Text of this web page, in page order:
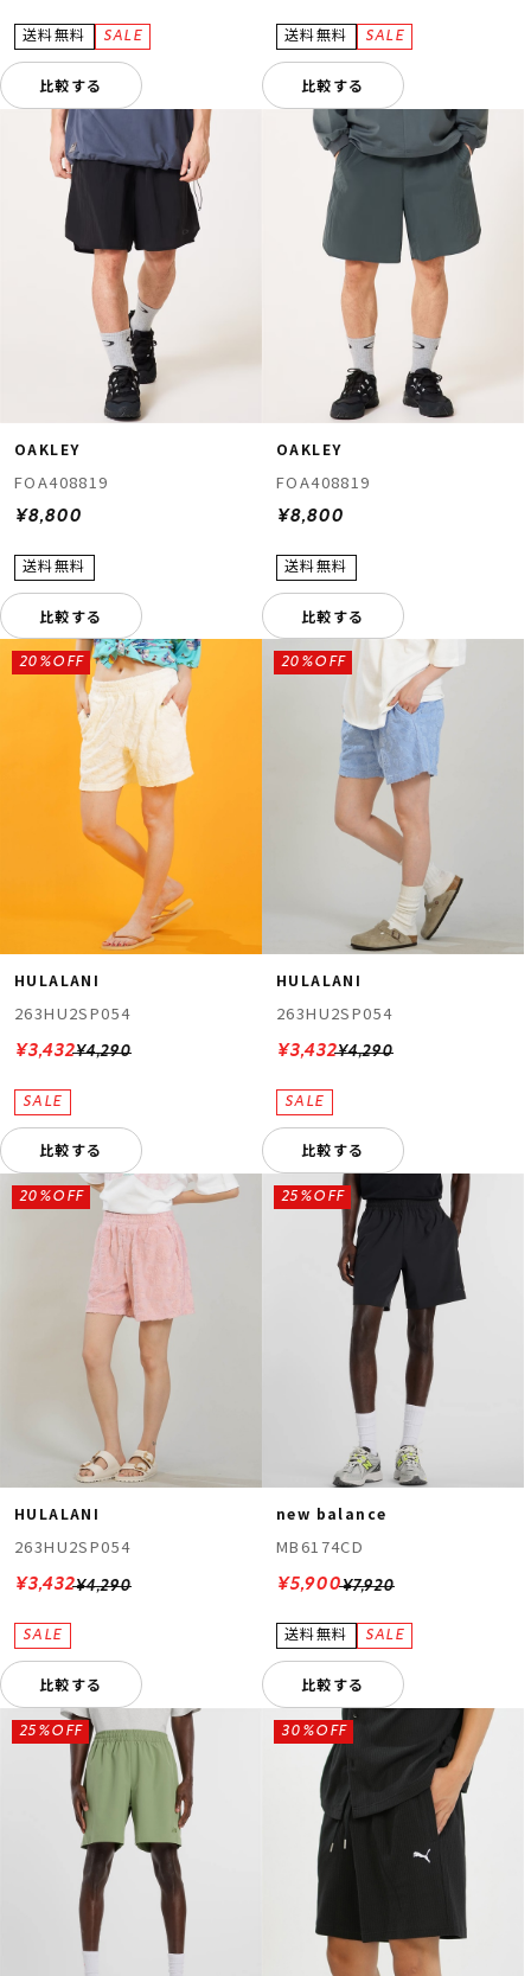
比較する 比較する
OAKLEY
FOA408819
¥8,800
比較する
OAKLEY
FOA408819
¥8,800
比較する
HULALANI
263HU2SP054
¥4,290
20%OFF
¥3,432
比較する
HULALANI
263HU2SP054
¥4,290
20%OFF
¥3,432
比較する
HULALANI
263HU2SP054
¥4,290
20%OFF
¥3,432
比較する
new balance
MB6174CD
¥7,920
25%OFF
¥5,900
比較する
25%OFF 30%OFF